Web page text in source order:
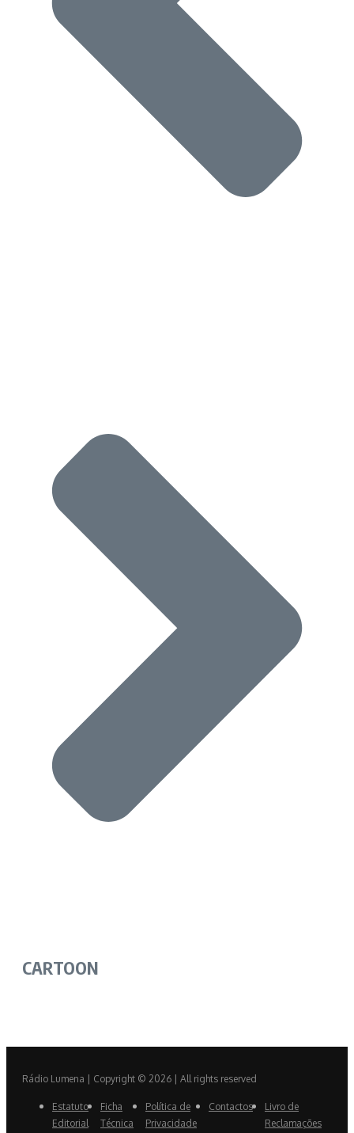
CARTOON
Rádio Lumena | Copyright © 2026 | All rights reserved
Estatuto
Editorial
Ficha
Técnica
Política de
Privacidade
Contactos
Livro de
Reclamações